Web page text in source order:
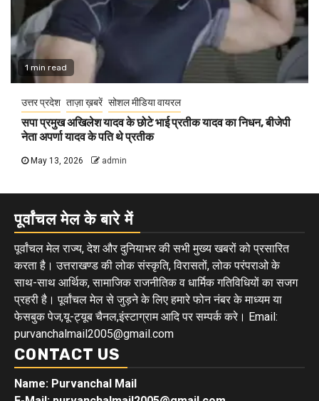
1 min read
उत्तर प्रदेश ताज़ा ख़बरें सोशल मीडिया वायरल
सपा प्रमुख अखिलेश यादव के छोटे भाई प्रतीक यादव का निधन, बीजेपी
नेता अपर्णा यादव के पति थे प्रतीक
May 13, 2026 admin
पूर्वांचल मेल के बारे में
पूर्वांचल मेल राज्य, देश और दुनियाभर की सभी मुख्य खबरों को प्रसारित
करता है। उत्तराखण्ड की लोक संस्कृति, विरासतों, लोक परंपराओ के
साथ-साथ आर्थिक, सामाजिक राजनीतिक व धार्मिक गतिविधियों का सजग
प्रहरी है। पूर्वांचल मेल से जुड़ने के लिए हमारे फोन नंबर के माध्यम या
फेसबुक पेज,यू-ट्यूब चैनल,इंस्टाग्राम आदि पर सम्पर्क करे। Email:
purvanchalmail2005@gmail.com
CONTACT US
Name: Purvanchal Mail